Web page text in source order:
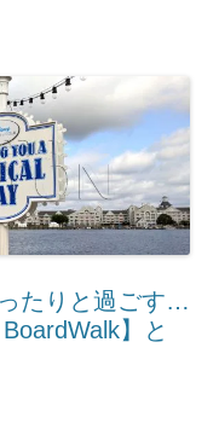
たりと過ごす…
】と